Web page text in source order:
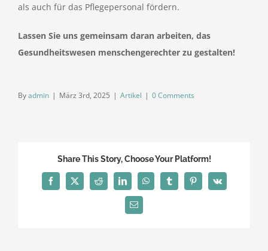
als auch für das Pflegepersonal fördern.
Lassen Sie uns gemeinsam daran arbeiten, das
Gesundheitswesen menschengerechter zu gestalten!
Byadmin | März 3rd, 2025 | Artikel | 0 Comments
Share This Story, Choose Your Platform!
Facebook
X Reddit LinkedInWhatsAppTumblrPinterest
Vk
Email